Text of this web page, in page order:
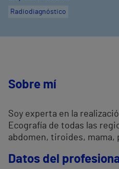
Radiodiagnóstico
Sobre mí
Soy experta en la
Ecografía de todas las
abdomen, tiroides, mama,
Datos del